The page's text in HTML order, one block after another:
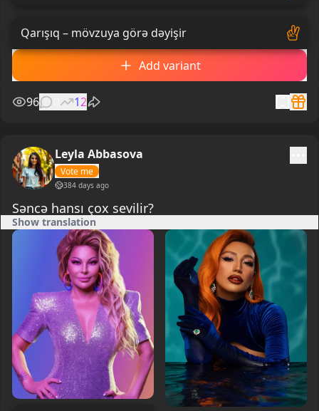
Qarışıq – mövzuya görə dəyişir
Add variant
96 12
Leyla Abbasova
Vote me
384 days ago
Səncə hansı çox sevilir?
Show translation